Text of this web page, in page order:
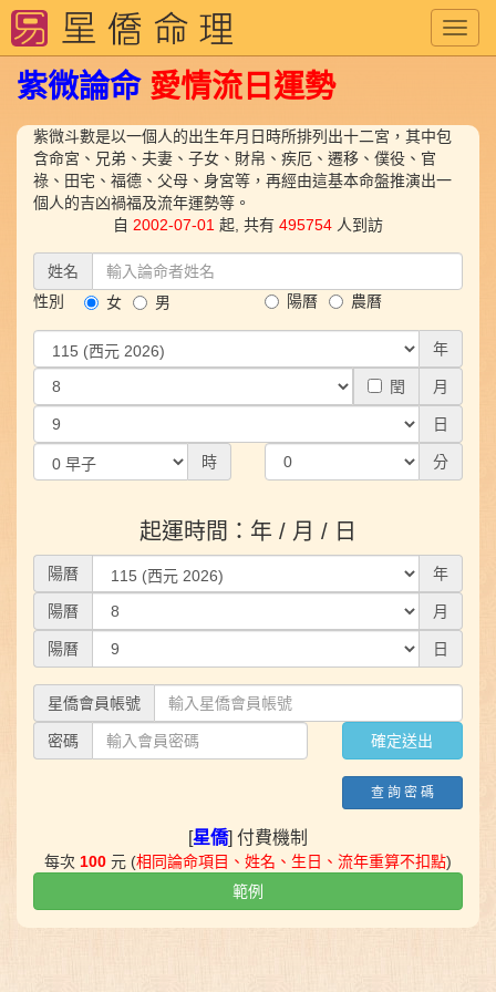
紫微論命 愛情流日運勢
紫微斗數是以一個人的出生年月日時所排列出十二宮，其中包
含命宮、兄弟、夫妻、子女、財帛、疾厄、遷移、僕役、官
祿、田宅、福德、父母、身宮等，再經由這基本命盤推演出一
個人的吉凶禍福及流年運勢等。
自 2002-07-01 起, 共有 495754 人到訪
姓名
性別
女 男 陽曆 農曆
年
閏 月
日
時 分
起運時間：年 / 月 / 日
陽曆 年
陽曆 月
陽曆 日
星僑會員帳號
密碼
查 詢 密 碼
[星僑] 付費機制
每次 100 元 (相同論命項目、姓名、生日、流年重算不扣點)
範例